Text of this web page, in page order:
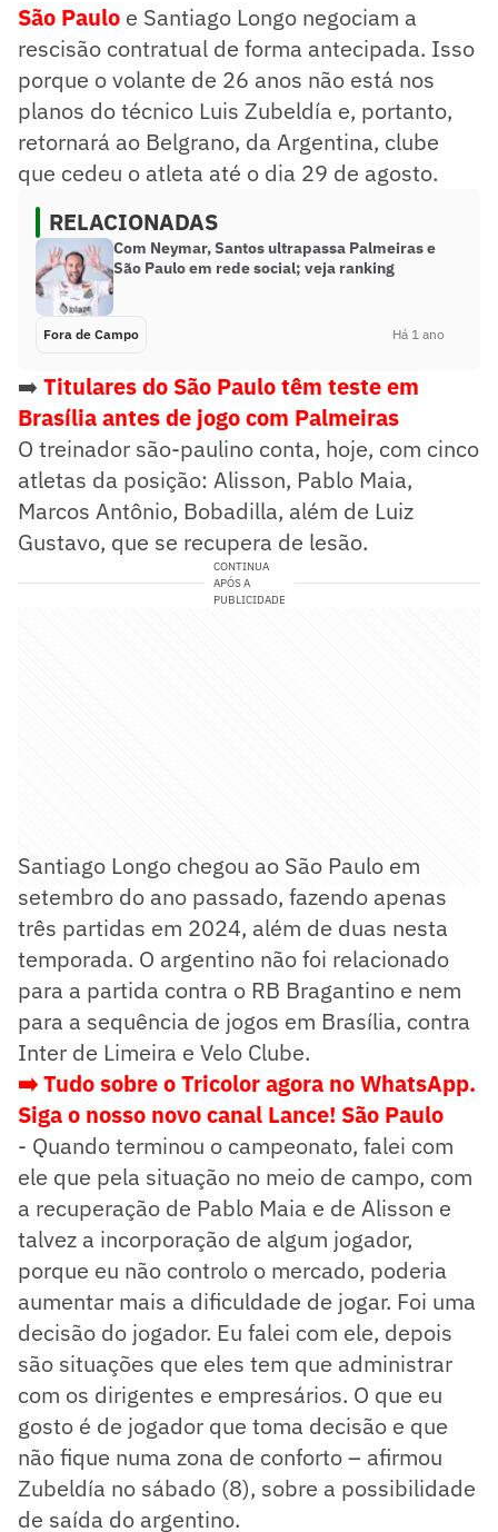
São Paulo e Santiago Longo negociam a
rescisão contratual de forma antecipada. Isso
porque o volante de 26 anos não está nos
planos do técnico Luis Zubeldía e, portanto,
retornará ao Belgrano, da Argentina, clube
que cedeu o atleta até o dia 29 de agosto.
RELACIONADAS
Com Neymar, Santos ultrapassa Palmeiras e
São Paulo em rede social; veja ranking
Fora de Campo Há 1 ano
➡️ Titulares do São Paulo têm teste em
Brasília antes de jogo com Palmeiras
O treinador são-paulino conta, hoje, com cinco
atletas da posição: Alisson, Pablo Maia,
Marcos Antônio, Bobadilla, além de Luiz
Gustavo, que se recupera de lesão.
CONTINUA
APÓS A
PUBLICIDADE
Santiago Longo chegou ao São Paulo em
setembro do ano passado, fazendo apenas
três partidas em 2024, além de duas nesta
temporada. O argentino não foi relacionado
para a partida contra o RB Bragantino e nem
para a sequência de jogos em Brasília, contra
Inter de Limeira e Velo Clube.
➡️ Tudo sobre o Tricolor agora no WhatsApp.
Siga o nosso novo canal Lance! São Paulo
- Quando terminou o campeonato, falei com
ele que pela situação no meio de campo, com
a recuperação de Pablo Maia e de Alisson e
talvez a incorporação de algum jogador,
porque eu não controlo o mercado, poderia
aumentar mais a dificuldade de jogar. Foi uma
decisão do jogador. Eu falei com ele, depois
são situações que eles tem que administrar
com os dirigentes e empresários. O que eu
gosto é de jogador que toma decisão e que
não fique numa zona de conforto – afirmou
Zubeldía no sábado (8), sobre a possibilidade
de saída do argentino.